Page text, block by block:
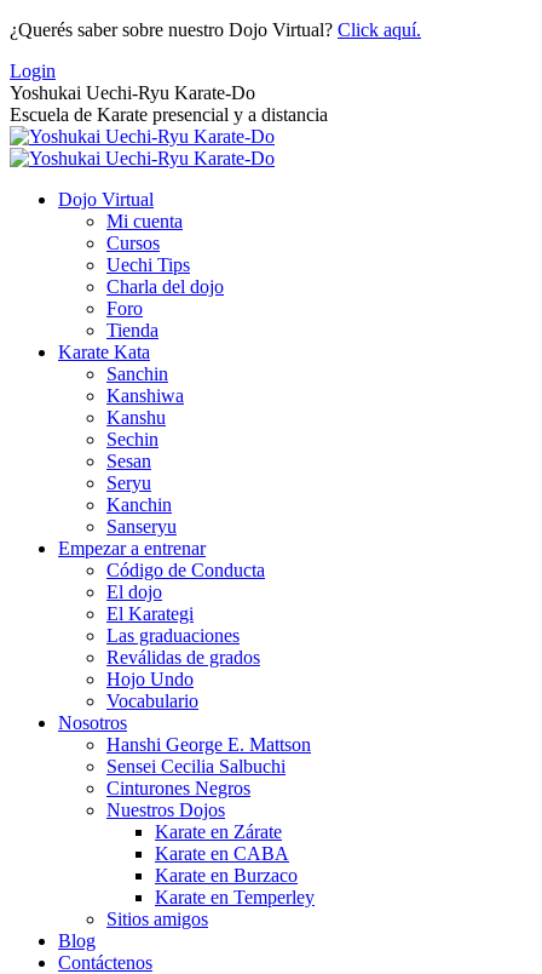
Saltar
contenido
¿Querés saber sobre nuestro Dojo Virtual? Click aquí.
Login
Yoshukai Uechi-Ryu Karate-Do
Escuela de Karate presencial y a distancia
Dojo Virtual
Mi cuenta
Cursos
Uechi Tips
Charla del dojo
Foro
Tienda
Karate Kata
Sanchin
Kanshiwa
Kanshu
Sechin
Sesan
Seryu
Kanchin
Sanseryu
Empezar a entrenar
Código de Conducta
El dojo
El Karategi
Las graduaciones
Reválidas de grados
Hojo Undo
Vocabulario
Nosotros
Hanshi George E. Mattson
Sensei Cecilia Salbuchi
Cinturones Negros
Nuestros Dojos
Karate en Zárate
Karate en CABA
Karate en Burzaco
Karate en Temperley
Sitios amigos
Blog
Contáctenos